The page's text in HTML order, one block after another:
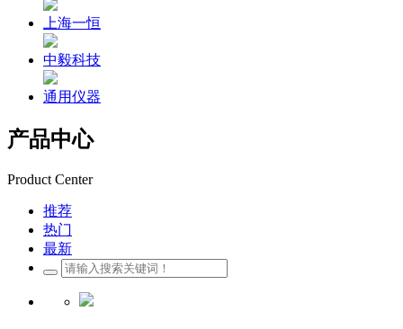
上海一恒
中毅科技
通用仪器
产品中心
Product Center
推荐
热门
最新